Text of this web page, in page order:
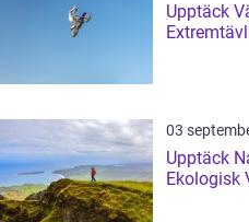
Upptäck
03
Upptäck
Ekologisk